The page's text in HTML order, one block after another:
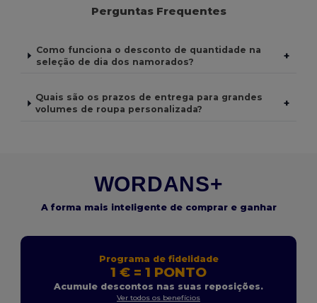
Perguntas Frequentes
Como funciona o desconto de quantidade na
seleção de dia dos namorados?
+
Quais são os prazos de entrega para grandes
volumes de roupa personalizada?
+
WORDANS+
A forma mais inteligente de comprar e ganhar
Programa de fidelidade
1 € = 1 PONTO
Acumule descontos nas suas reposições.
Ver todos os benefícios